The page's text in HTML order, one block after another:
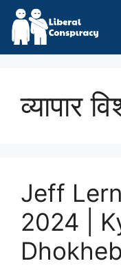
Skip
content
व्यापार
Jeff
2024 |